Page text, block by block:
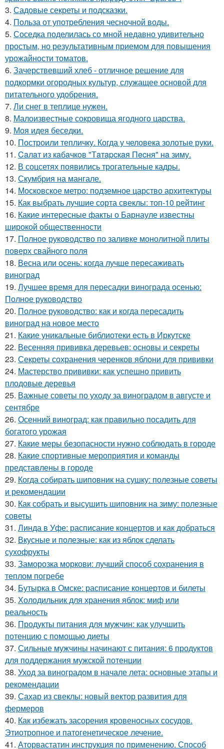
3. Садовые секреты и подсказки.
4. Польза от употребления чесночной воды.
5. Соседка поделилась со мной недавно удивительно
простым, но результативным приемом для повышения
урожайности томатов.
6. Зачерствевший хлеб - отличное решение для
подкормки огородных культур, служащее основой для
питательного удобрения.
7. Ли снег в теплице нужен.
8. Малоизвестные сокровища ягодного царства.
9. Моя идея беседки.
10. Построили тепличку. Когда у человека золотые руки.
11. Caлaт из кaбaчкoв "Тaтapcкaя Пecня" нa зиму.
12. В соцсетях появились трогательные кадры.
13. Скумбрия на мангале.
14. Московское метро: подземное царство архитектуры
15. Как выбрать лучшие сорта свеклы: топ-10 рейтинг
16. Какие интересные факты о Барнауле известны
широкой общественности
17. Полное руководство по заливке монолитной плиты
поверх свайного поля
18. Весна или осень: когда лучше пересаживать
виноград
19. Лучшее время для пересадки винограда осенью:
Полное руководство
20. Полное руководство: как и когда пересадить
виноград на новое место
21. Какие уникальные библиотеки есть в Иркутске
22. Весенняя прививка деревьев: основы и секреты
23. Секреты сохранения черенков яблони для прививки
24. Мастерство прививки: как успешно привить
плодовые деревья
25. Важные советы по уходу за виноградом в августе и
сентябре
26. Осенний виноград: как правильно посадить для
богатого урожая
27. Какие меры безопасности нужно соблюдать в городе
28. Какие спортивные мероприятия и команды
представлены в городе
29. Когда собирать шиповник на сушку: полезные советы
и рекомендации
30. Как собрать и высушить шиповник на зиму: полезные
советы
31. Линда в Уфе: расписание концертов и как добраться
32. Вкусные и полезные: как из яблок сделать
сухофрукты
33. Заморозка моркови: лучший способ сохранения в
теплом погребе
34. Бутырка в Омске: расписание концертов и билеты
35. Холодильник для хранения яблок: миф или
реальность
36. Продукты питания для мужчин: как улучшить
потенцию с помощью диеты
37. Сильные мужчины начинают с питания: 6 продуктов
для поддержания мужской потенции
38. Уход за виноградом в начале лета: основные этапы и
рекомендации
39. Сахар из свеклы: новый вектор развития для
фермеров
40. Как избежать засорения кровеносных сосудов.
Этиотропное и патогенетическое лечение.
41. Аторвастатин инструкция по применению. Способ